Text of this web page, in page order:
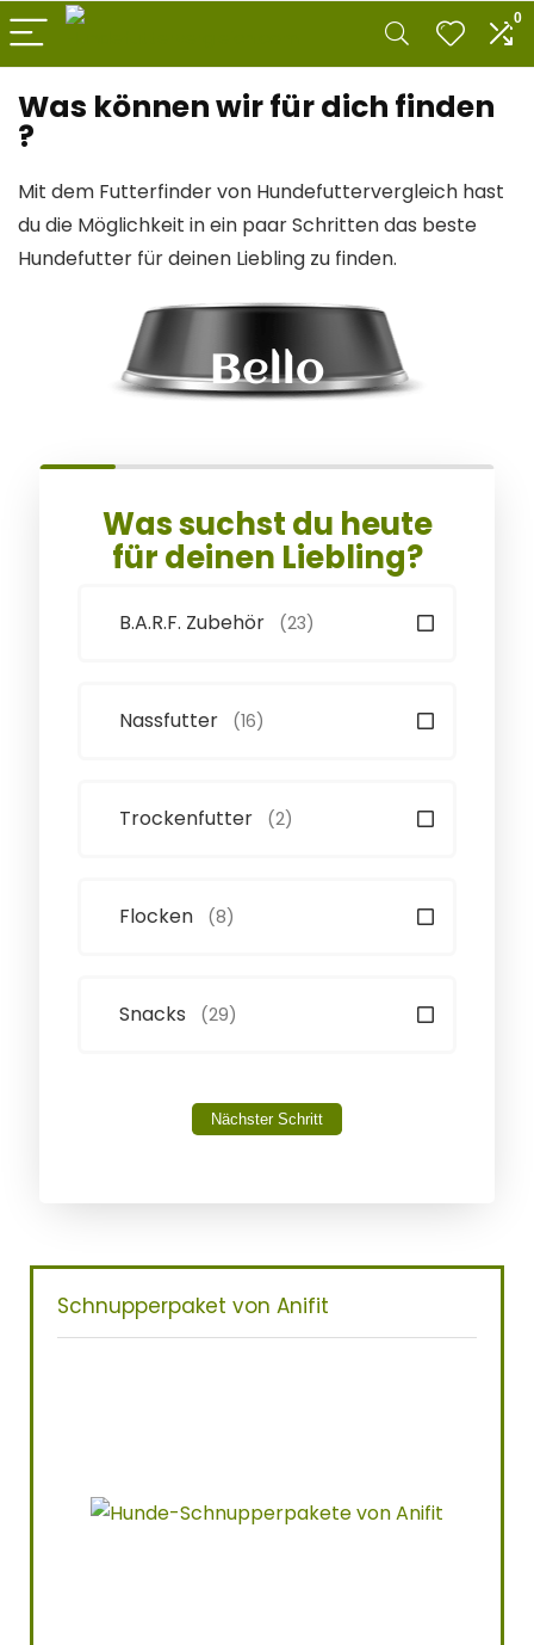
0
Was können wir für dich finden
?
Mit dem Futterfinder von Hundefuttervergleich hast
du die Möglichkeit in ein paar Schritten das beste
Hundefutter für deinen Liebling zu finden.
Bello
Was suchst du heute
für deinen Liebling?
B.A.R.F. Zubehör (23)
Nassfutter (16)
Trockenfutter (2)
Flocken (8)
Snacks (29)
Nächster Schritt
Schnupperpaket von Anifit